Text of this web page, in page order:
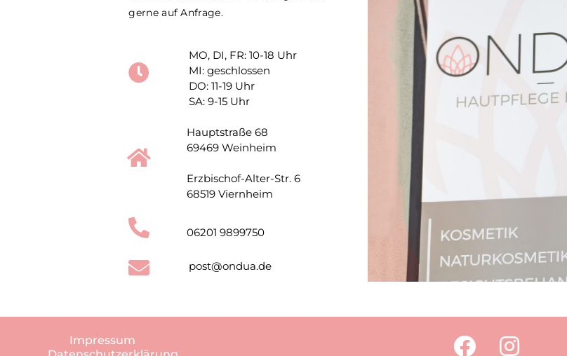
gerne auf Anfrage.
MO, DI, FR: 10-18 Uhr
MI: geschlossen
DO: 11-19 Uhr
SA: 9-15 Uhr
Hauptstraße 68
69469 Weinheim
Erzbischof-Alter-Str. 6
68519 Viernheim
06201 9899750
post@ondua.de
Impressum